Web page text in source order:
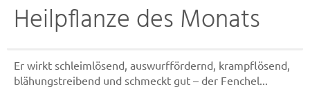
Heilpflanze des Monats
Er wirkt schleimlösend, auswurffördernd, krampflösend,
blähungstreibend und schmeckt gut – der Fenchel...